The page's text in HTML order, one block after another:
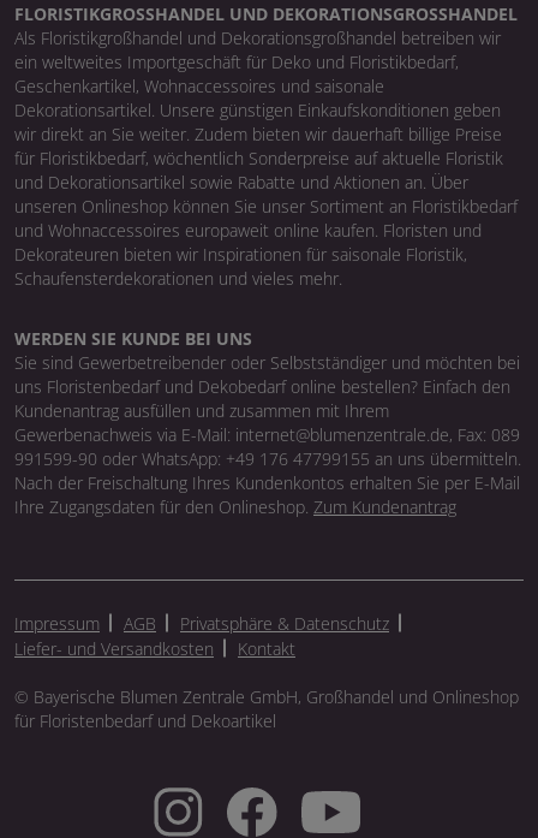
FLORISTIKGROSSHANDEL UND DEKORATIONSGROSSHANDEL
Als Floristikgroßhandel und Dekorationsgroßhandel betreiben wir
ein weltweites Importgeschäft für Deko und Floristikbedarf,
Geschenkartikel, Wohnaccessoires und saisonale
Dekorationsartikel. Unsere günstigen Einkaufskonditionen geben
wir direkt an Sie weiter. Zudem bieten wir dauerhaft billige Preise
für Floristikbedarf, wöchentlich Sonderpreise auf aktuelle Floristik
und Dekorationsartikel sowie Rabatte und Aktionen an. Über
unseren Onlineshop können Sie unser Sortiment an Floristikbedarf
und Wohnaccessoires europaweit online kaufen. Floristen und
Dekorateuren bieten wir Inspirationen für saisonale Floristik,
Schaufensterdekorationen und vieles mehr.
WERDEN SIE KUNDE BEI UNS
Sie sind Gewerbetreibender oder Selbstständiger und möchten bei
uns Floristenbedarf und Dekobedarf online bestellen? Einfach den
Kundenantrag ausfüllen und zusammen mit Ihrem
Gewerbenachweis via E-Mail: internet@blumenzentrale.de, Fax: 089
991599-90 oder WhatsApp: +49 176 47799155 an uns übermitteln.
Nach der Freischaltung Ihres Kundenkontos erhalten Sie per E-Mail
Ihre Zugangsdaten für den Onlineshop. Zum Kundenantrag
Impressum AGB
Privatsphäre & Datenschutz
Liefer- und Versandkosten
Kontakt
© Bayerische Blumen Zentrale GmbH, Großhandel und Onlineshop
für Floristenbedarf und Dekoartikel